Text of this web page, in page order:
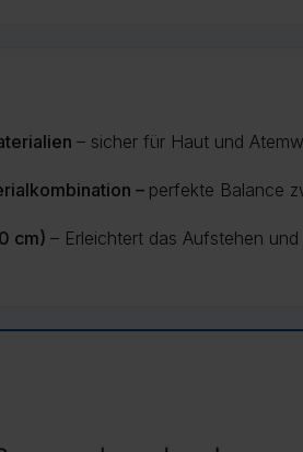
– sicher für Haut und
– perfekte Balance
cm) – Erleichtert das Aufstehen